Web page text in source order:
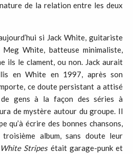
de la relation entre les deux
si Jack White, guitariste
White, batteuse minimaliste,
ils le clament, ou non. Jack aurait
en White en 1997, après son
ce doute persistant a attisé
gens à la façon des séries à
de mystère autour du groupe. Il
qu’à écrire des bonnes chansons,
album, sans doute leur
Stripesétait garage-punk et